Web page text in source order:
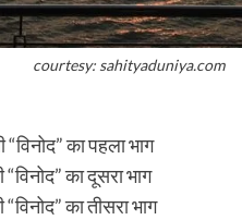
courtesy: sahityaduniya.com
का पहला भाग
का दूसरा भाग
का तीसरा भाग